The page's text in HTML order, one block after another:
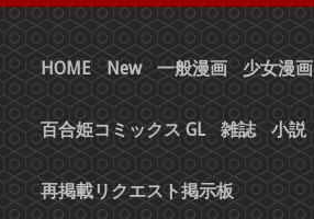
HOME New 一般漫画 少女漫画
百合姫コミックス GL 雑誌 小説
再掲載リクエスト掲示板